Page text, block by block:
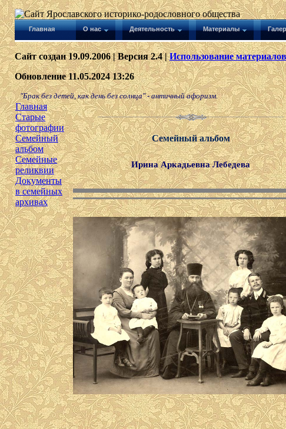
Главная О нас Деятельность Материалы
Сайт создан 19.09.2006 | Версия 2.4 |Использование
Обновление 11.05.2024 13:26
"Брак без детей, как день без солнца" - античный афоризм.
Главная
Старые
фотографии
Семейный
альбом
Семейные
реликвии
Документы
в семейных
архивах
Семейный альбом
Ирина Аркадьевна Лебедева